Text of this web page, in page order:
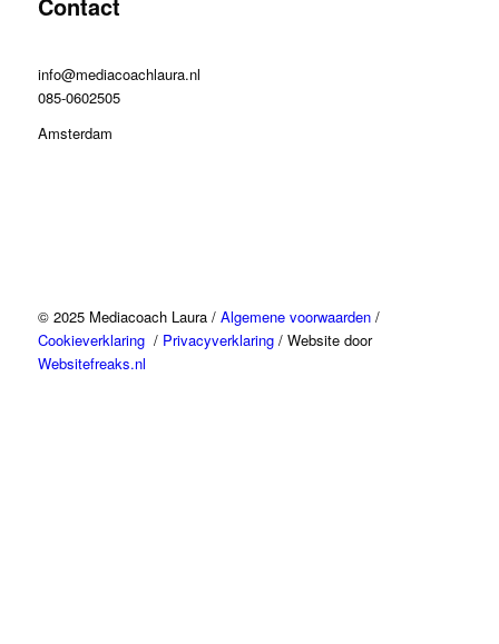
info@mediacoachlaura.nl
085-0602505
Amsterdam
© 2025 Mediacoach Laura / Algemene voorwaarden/
Cookieverklaring/ Privacyverklaring/ Website door
Websitefreaks.nl